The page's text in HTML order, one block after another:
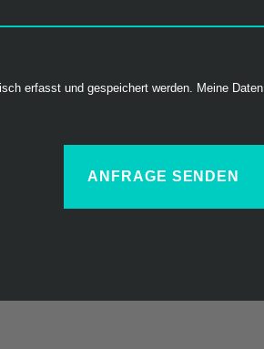
erfasst und gespeichert werden. Meine Daten
ANFRAGE SENDEN